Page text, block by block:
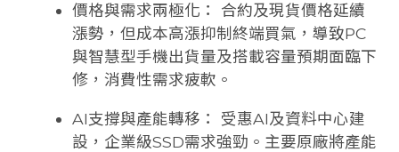
價格與需求兩極化： 合約及現貨價格延續
漲勢，但成本高漲抑制終端買氣，導致PC
與智慧型手機出貨量及搭載容量預期面臨下
修，消費性需求疲軟。
AI支撐與產能轉移： 受惠AI及資料中心建
設，企業級SSD需求強勁。主要原廠將產能